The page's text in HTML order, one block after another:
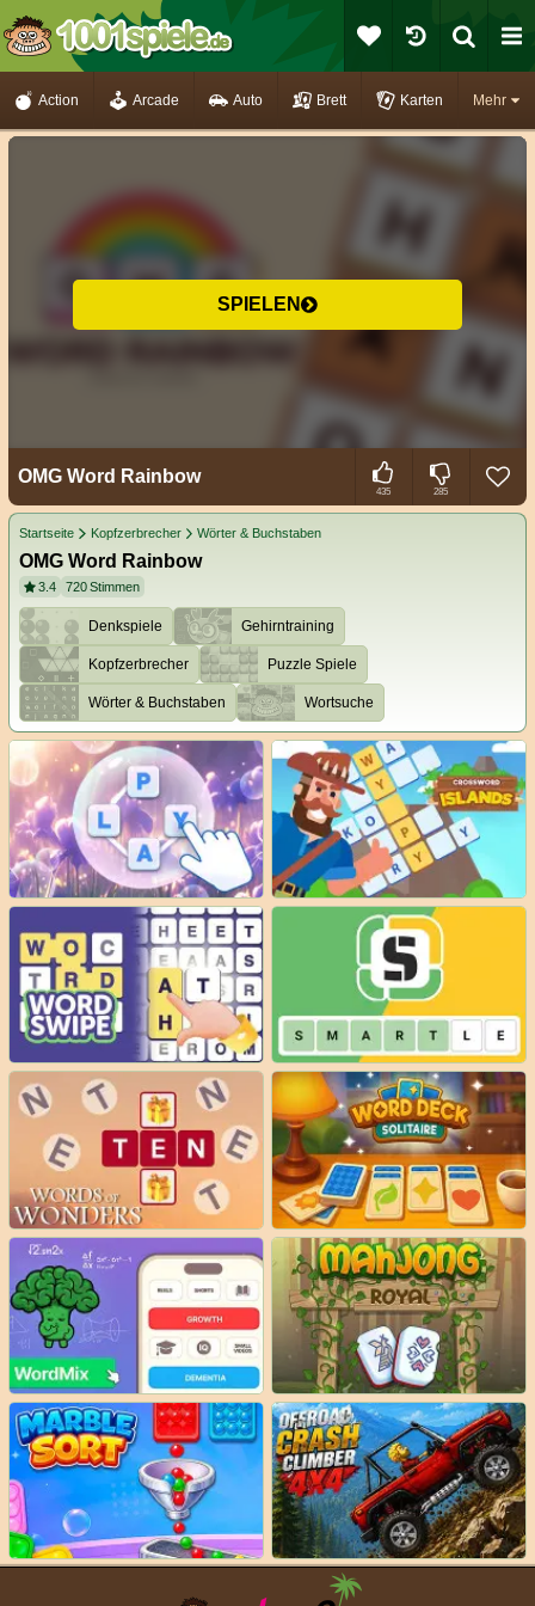
Mehr
Action Arcade Auto Brett Karten
SPIELEN
OMG Word Rainbow
435 285
Startseite Kopfzerbrecher Wörter & Buchstaben
OMG Word Rainbow
3.4 720Stimmen
Denkspiele Gehirntraining
Kopfzerbrecher Puzzle Spiele
Wörter & Buchstaben Wortsuche